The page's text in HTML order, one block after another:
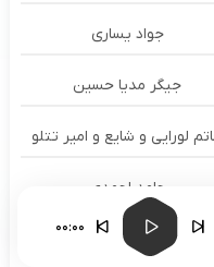
جواد یساری
جیگر مدیا حسین
لورایی و شایع و امیر تتلو
حامد احمدی
حامد الماسی
00:00